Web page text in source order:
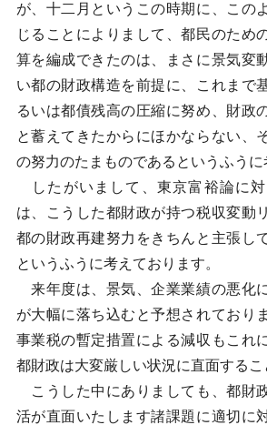
が、十二月というこの時期に、この
じることによりまして、都民のため
算を編成できたのは、まさに景気変
い都の財政構造を前提に、これまで
るいは都債残高の圧縮に努め、財政
と蓄えてきたからにほかならない、
の努力のたまものであるというふうに
したがいまして、東京富裕論に
は、こうした都財政が持つ税収変動
都の財政再建努力をきちんと主張し
というふうに考えております。
来年度は、景気、企業業績の悪化
が大幅に落ち込むと予想されており
事業税の暫定措置による減収もこれ
都財政は大変厳しい状況に直面するこ
こうした中にありましても、都財
活が直面いたします諸課題に適切に